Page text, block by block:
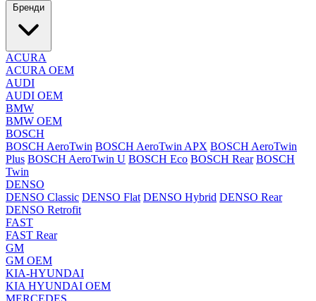
Бренди
ACURA
ACURA OEM
AUDI
AUDI OEM
BMW
BMW OEM
BOSCH
BOSCH AeroTwin BOSCH AeroTwin APX BOSCH AeroTwin
Plus BOSCH AeroTwin U BOSCH Eco BOSCH Rear BOSCH
Twin
DENSO
DENSO Classic DENSO Flat DENSO Hybrid DENSO Rear
DENSO Retrofit
FAST
FAST Rear
GM
GM OEM
KIA-HYUNDAI
KIA HYUNDAI OEM
MERCEDES